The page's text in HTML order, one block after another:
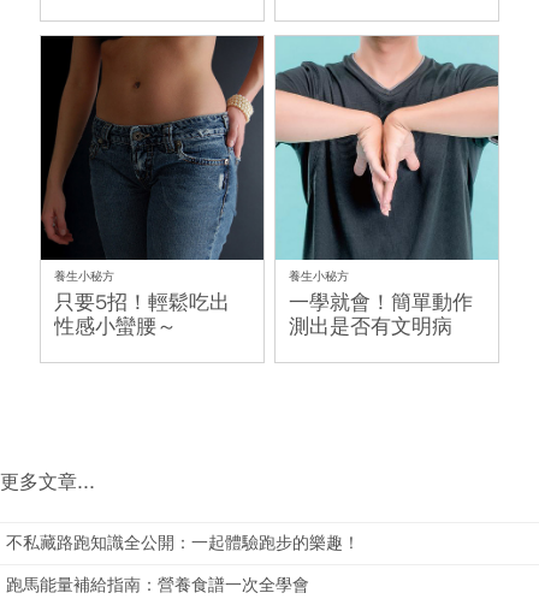
養生小秘方
只要5招！輕鬆吃出
性感小蠻腰～
養生小秘方
一學就會！簡單動作
測出是否有文明病
更多文章...
不私藏路跑知識全公開：一起體驗跑步的樂趣！
跑馬能量補給指南：營養食譜一次全學會